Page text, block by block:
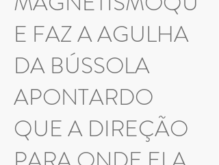
E FAZ A AGULHA
DA BÚSSOLA
APONTARDO
QUE A DIREÇÃO